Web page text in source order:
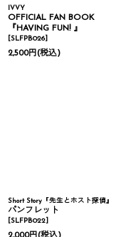
IVVY
OFFICIAL FAN BOOK
『HAVING FUN! 』
[SLFPB026]
2,500円(税込)
Short Story『先生とホスト探偵』
パンフレット
[SLFPB022]